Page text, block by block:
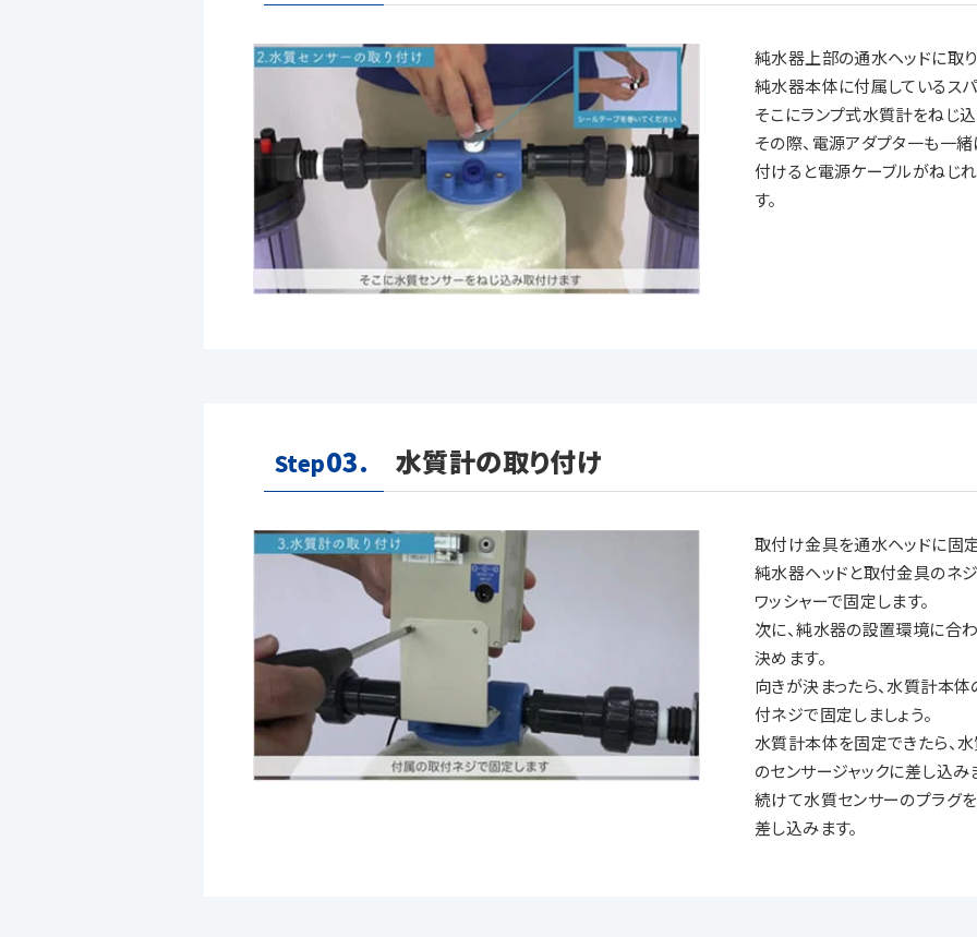
純水器上部の通水ヘッドに取
純水器本体に付属しているス
そこにランプ式水質計をねじ
その際、電源アダプタ一も一
付けると電源ケーブルがねじ
す。
Step03. 水質計の取り付け
取付け金具を通水ヘッドに固定
純水器ヘッドと取付金具のネ
ワッシャーで固定します。
次に、純水器の設置環境に合
決めます。
向きが決まったら、水質計本
付ネジで固定しましょう。
水質計本体を固定できたら、
のセンサージャックに差し込み
続けて水質センサーのプラグ
差し込みます。